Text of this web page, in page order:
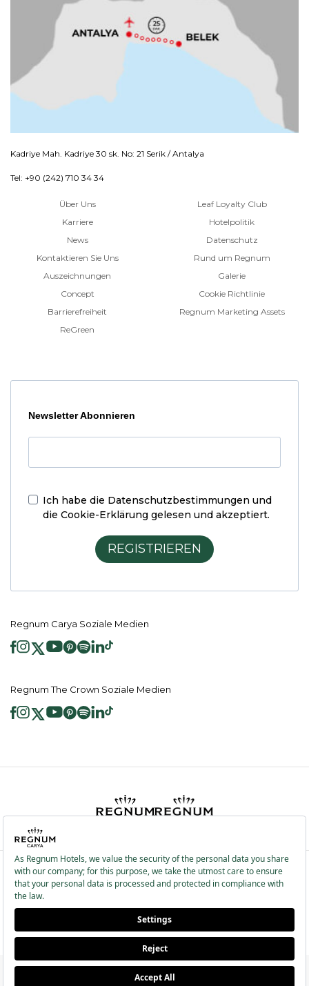
Kadriye Mah. Kadriye 30 sk. No: 21 Serik / Antalya
Tel: +90 (242) 710 34 34
Über Uns
Karriere
News
Kontaktieren Sie Uns
Auszeichnungen
Concept
Barrierefreiheit
ReGreen
Leaf Loyalty Club
Hotelpolitik
Datenschutz
Rund um Regnum
Galerie
Cookie Richtlinie
Regnum Marketing Assets
Newsletter Abonnieren
Ich habe die Datenschutzbestimmungen und
die Cookie-Erklärung gelesen und akzeptiert.
REGISTRIEREN
Regnum Carya Soziale Medien
Regnum The Crown Soziale Medien
2026 ® Regnum Hotels. Alle Rechte vorbehalten.
Cookie Richtlinie